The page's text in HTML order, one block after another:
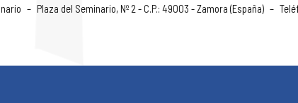
– Plaza del Seminario, Nº 2 - C.P.: 49003 - Zamora (España) –